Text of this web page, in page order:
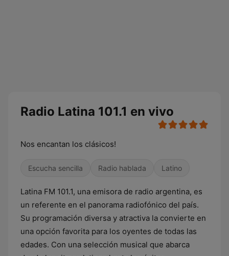
Radio Latina 101.1 en vivo
Nos encantan los clásicos!
Escucha sencilla Radio hablada Latino
Latina FM 101.1, una emisora de radio argentina, es
un referente en el panorama radiofónico del país.
Su programación diversa y atractiva la convierte en
una opción favorita para los oyentes de todas las
edades. Con una selección musical que abarca